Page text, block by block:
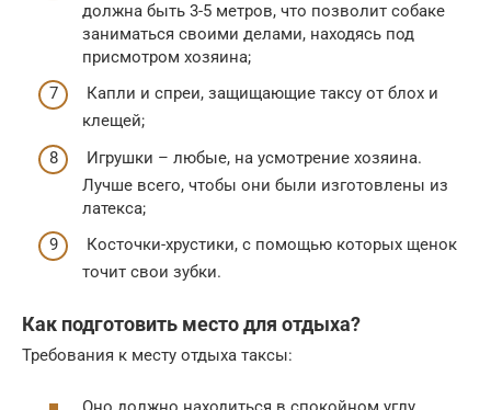
должна быть 3-5 метров, что позволит собаке
заниматься своими делами, находясь под
присмотром хозяина;
Капли и спреи, защищающие таксу от блох и
клещей;
Игрушки – любые, на усмотрение хозяина.
Лучше всего, чтобы они были изготовлены из
латекса;
Косточки-хрустики, с помощью которых щенок
точит свои зубки.
Как подготовить место для отдыха?
Требования к месту отдыха таксы: